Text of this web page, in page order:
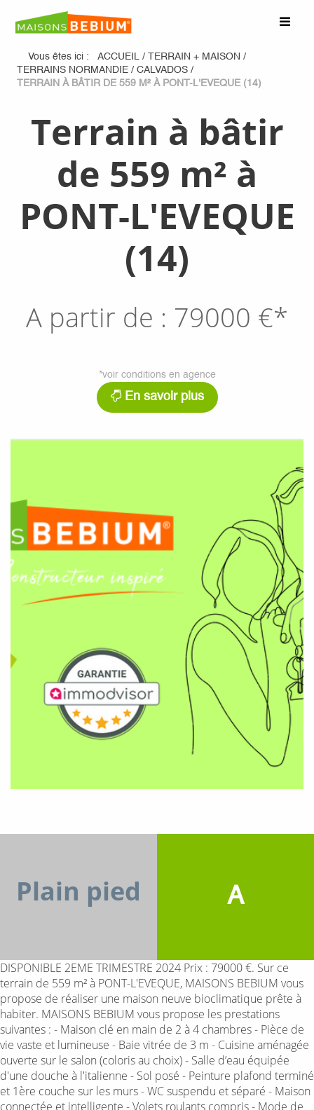
Vous êtes ici : ACCUEIL / TERRAIN + MAISON /
TERRAINS NORMANDIE / CALVADOS /
TERRAIN À BÂTIR DE 559 M² À PONT-L'EVEQUE (14)
Terrain à bâtir
de 559 m² à
PONT-L'EVEQUE
(14)
A partir de : 79000 €*
*voir conditions en agence
En savoir plus
Plain pied A
DISPONIBLE 2EME TRIMESTRE 2024 Prix : 79000 €. Sur ce
terrain de 559 m² à PONT-L'EVEQUE, MAISONS BEBIUM vous
propose de réaliser une maison neuve bioclimatique prête à
habiter. MAISONS BEBIUM vous propose les prestations
suivantes : - Maison clé en main de 2 à 4 chambres - Pièce de
vie vaste et lumineuse - Baie vitrée de 3 m - Cuisine aménagée
ouverte sur le salon (coloris au choix) - Salle d’eau équipée
d'une douche à l'italienne - Sol posé - Peinture plafond terminé
et 1ère couche sur les murs - WC suspendu et séparé - Maison
connectée et intelligente - Volets roulants compris - Mode de